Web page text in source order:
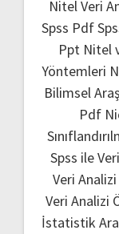
Nitel Veri
Spss Pdf
Ppt Nitel
Yöntemleri
Bilimsel
Pdf
Spss ile
Veri
Veri Analizi
İstatistik